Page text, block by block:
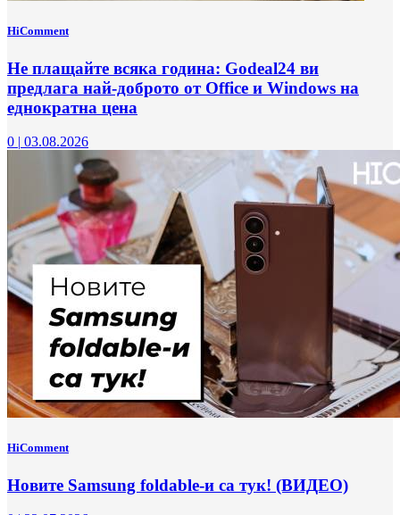
HiComment
Не плащайте всяка година: Godeal24 ви
предлага най-доброто от Office и Windows на
еднократна цена
0 | 03.08.2026
HiComment
Новите Samsung foldable-и са тук! (ВИДЕО)